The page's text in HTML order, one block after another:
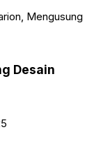
Mengusung
Desain